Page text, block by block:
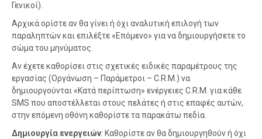
Γενικοί).
Αρχικά ορίστε αν θα γίνει ή όχι αναλυτική επιλογή των
παραληπτών και επιλέξτε «Επόμενο» για να δημιουργήσετε το
σώμα του μηνύματος.
Αν έχετε καθορίσει στις σχετικές ειδικές παραμέτρους της
εργασίας (Οργάνωση – Παράμετροι – C.R.M.) να
δημιουργούνται «Κατά περίπτωση» ενέργειες C.R.M. για κάθε
SMS που αποστέλλεται στους πελάτες ή στις επαφές αυτών,
στην επόμενη οθόνη καθορίστε τα παρακάτω πεδία.
Δημιουργία ενεργειών: Καθορίστε αν θα δημιουργηθούν ή όχι